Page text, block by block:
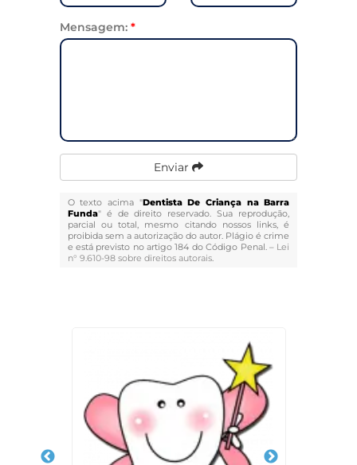
Mensagem: *
Enviar
O texto acima "Dentista De Criança na Barra
Funda" é de direito reservado. Sua reprodução,
parcial ou total, mesmo citando nossos links, é
proibida sem a autorização do autor. Plágio é crime
e está previsto no artigo 184 do Código Penal. – Lei
n° 9.610-98 sobre direitos autorais.